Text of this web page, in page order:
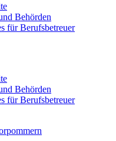
Behörden
für Berufsbetreuer
Behörden
für Berufsbetreuer